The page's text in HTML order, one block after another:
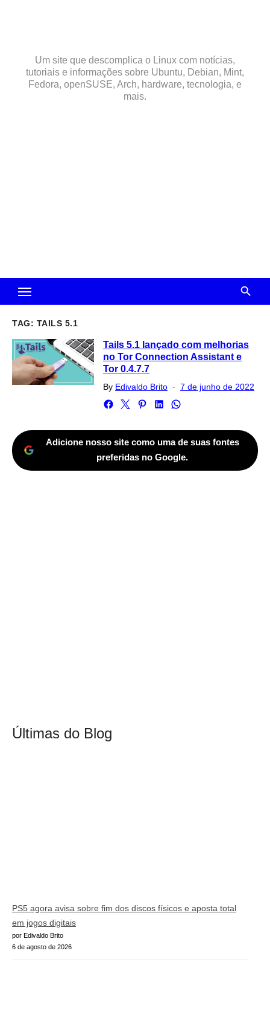
Um site que descomplica o Linux com notícias,
tutoriais e informações sobre Ubuntu, Debian, Mint,
Fedora, openSUSE, Arch, hardware, tecnologia, e
mais.
TAG: TAILS 5.1
Tails 5.1 lançado com melhorias
no Tor Connection Assistant e
Tor 0.4.7.7
By Edivaldo Brito
Posted
7 de junho de 2022
Adicione nosso site como uma de suas fontes
preferidas no Google.
Últimas do Blog
PS5 agora avisa sobre fim dos discos físicos e aposta total
em jogos digitais
por Edivaldo Brito
6 de agosto de 2026